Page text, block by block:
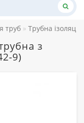
труб Трубна
з
9)